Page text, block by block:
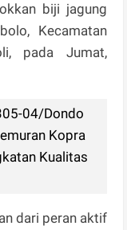
biji jagung
Kecamatan
pada Jumat,
04/Dondo
Kopra
Kualitas
dari peran aktif